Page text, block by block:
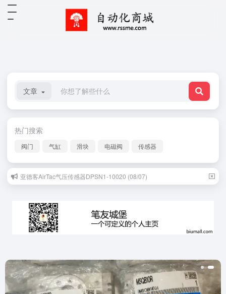
文章
热门搜索
阀门 气缸 滑块 电磁阀 传感器
亚德客AirTac气压传感器DPSN1-10020 (08/07)